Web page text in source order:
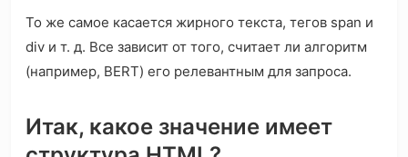
То же самое касается жирного текста, тегов span и
div и т. д. Все зависит от того, считает ли алгоритм
(например, BERT) его релевантным для запроса.
Итак, какое значение имеет